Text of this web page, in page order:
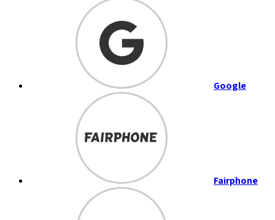
Google
Fairphone